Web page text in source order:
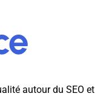
autour du SEO et